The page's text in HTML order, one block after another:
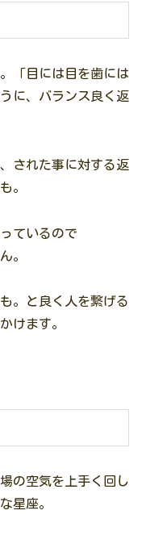
「目には目を歯には
に、バランス良く返
された事に対する返
。
ているので
。
。と良く人を繋げる
けます。
の空気を上手く回し
星座。